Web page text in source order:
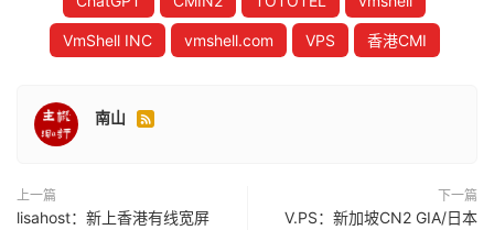
VmShell INC vmshell.com VPS 香港CMI
南山 
上一篇
lisahost：新上香港有线宽屏
下一篇
V.PS：新加坡CN2 GIA/日本